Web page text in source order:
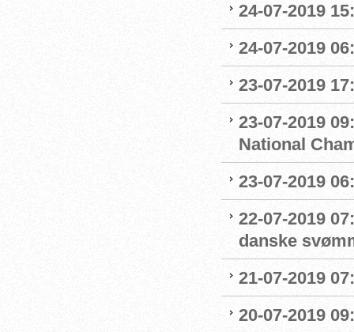
24-07-2019
24-07-2019
23-07-2019
23-07-2019
National
23-07-2019
22-07-2019
danske
21-07-2019
20-07-2019